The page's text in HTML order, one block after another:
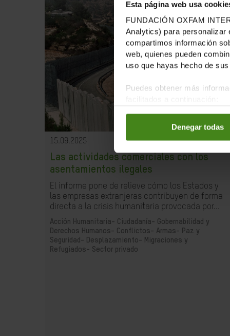
Esta página web usa
FUNDACIÓN OXFAM
Analytics) para personalizar
compartimos información
web, quienes pueden
uso que hayas hecho de
Puedes obtener más
Denegar todas
15.09.2025
Las actividades comerciales con los
asentamientos ilegales
El informe pone de relieve cómo los Estados y
las empresas extranjeras contribuyen de forma
directa a la crisis humanitaria provocada por...
Acción Humanitaria- Ciudadanía- Gobernabilidad y
Derechos Humanos- Conflictos- Armas- Paz y
Seguridad- Desplazamiento- Migraciones y
Refugiados- Sector privado